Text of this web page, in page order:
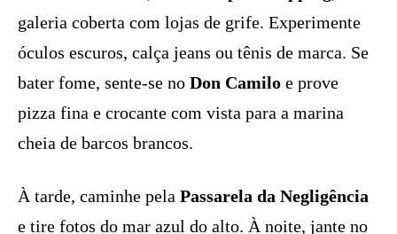
galeria coberta com lojas de grife. Experimente
óculos escuros, calça jeans ou tênis de marca. Se
bater fome, sente-se no Don Camilo e prove
pizza fina e crocante com vista para a marina
cheia de barcos brancos.
À tarde, caminhe pela Passarela da Negligência
e tire fotos do mar azul do alto. À noite, jante no